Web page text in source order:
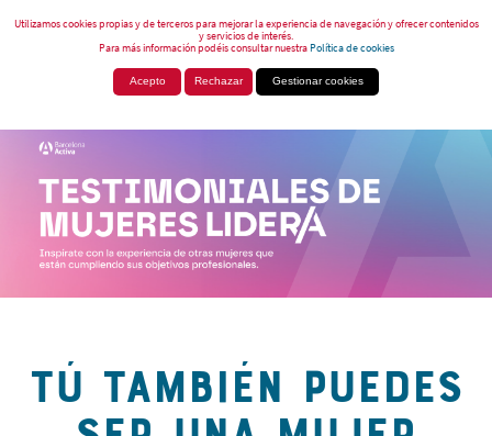
Utilizamos cookies propias y de terceros para mejorar la experiencia de navegación y ofrecer contenidos
y servicios de interés.
Para más información podéis consultar nuestraPolítica de cookies
Acepto Rechazar Gestionar cookies
TÚ TAMBIÉN PUEDES